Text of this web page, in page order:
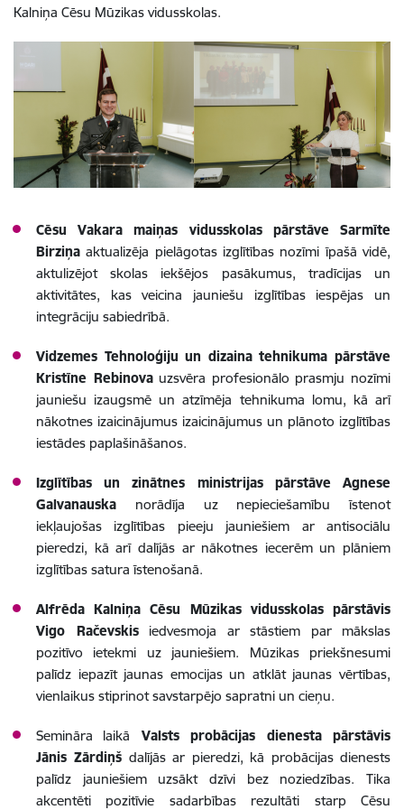
Kalniņa Cēsu Mūzikas vidusskolas.
Cēsu Vakara maiņas vidusskolas pārstāve Sarmīte
Birziņa aktualizēja pielāgotas izglītības nozīmi īpašā vidē,
aktulizējot skolas iekšējos pasākumus, tradīcijas un
aktivitātes, kas veicina jauniešu izglītības iespējas un
integrāciju sabiedrībā.
Vidzemes Tehnoloģiju un dizaina tehnikuma pārstāve
Kristīne Rebinovauzsvēra profesionālo prasmju nozīmi
jauniešu izaugsmē un atzīmēja tehnikuma lomu, kā arī
nākotnes izaicinājumus izaicinājumus un plānoto izglītības
iestādes paplašināšanos.
Izglītības un zinātnes ministrijas pārstāve Agnese
Galvanauska norādīja uz nepieciešamību īstenot
iekļaujošas izglītības pieeju jauniešiem ar antisociālu
pieredzi, kā arī dalījās ar nākotnes iecerēm un plāniem
izglītības satura īstenošanā.
Alfrēda Kalniņa Cēsu Mūzikas vidusskolas pārstāvis
Vigo Račevskisiedvesmoja ar stāstiem par mākslas
pozitīvo ietekmi uz jauniešiem. Mūzikas priekšnesumi
palīdz iepazīt jaunas emocijas un atklāt jaunas vērtības,
vienlaikus stiprinot savstarpējo sapratni un cieņu.
Semināra laikā Valsts probācijas dienesta pārstāvis
Jānis Zārdiņš dalījās ar pieredzi, kā probācijas dienests
palīdz jauniešiem uzsākt dzīvi bez noziedzības. Tika
akcentēti pozitīvie sadarbības rezultāti starp Cēsu